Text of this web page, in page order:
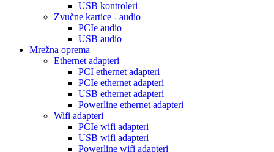
USB kontroleri
Zvučne kartice - audio
PCIe audio
USB audio
Mrežna oprema
Ethernet adapteri
PCI ethernet adapteri
PCIe ethernet adapteri
USB ethernet adapteri
Powerline ethernet adapteri
Wifi adapteri
PCIe wifi adapteri
USB wifi adapteri
Powerline wifi adapteri